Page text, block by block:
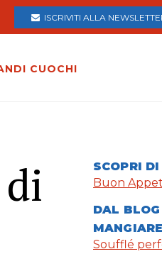
ISCRIVITI ALLA
CUOCHI
SCOPRI
Buon
DAL
Soufflé